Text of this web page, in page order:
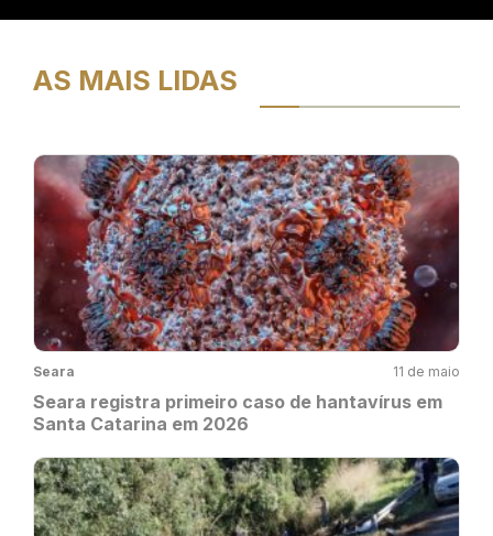
AS MAIS LIDAS
Seara 11 de maio
Seara registra primeiro caso de hantavírus em
Santa Catarina em 2026